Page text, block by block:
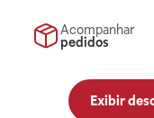
Acompanhar
pedidos
Exibir